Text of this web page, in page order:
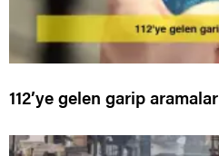
112’ye gelen garip aramalar